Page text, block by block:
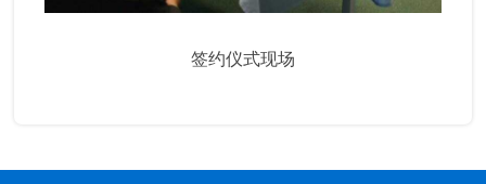
签约仪式现场